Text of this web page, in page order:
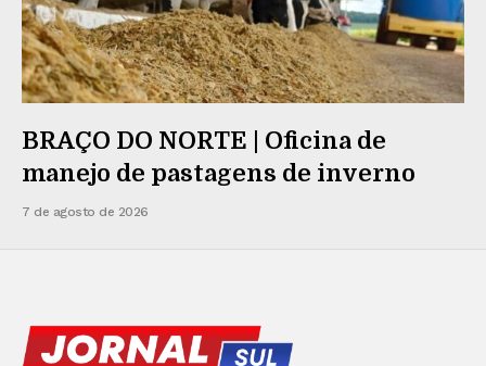
BRAÇO DO NORTE | Oficina de
manejo de pastagens de inverno
7 de agosto de 2026